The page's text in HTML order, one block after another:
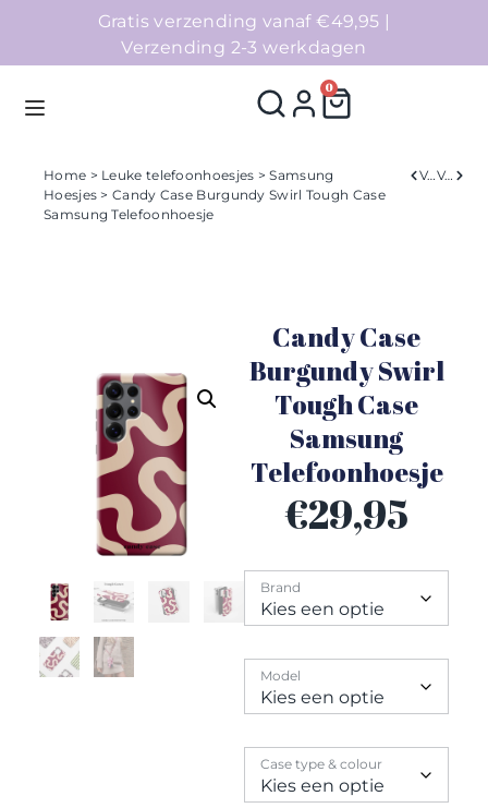
Gratis verzending vanaf €49,95 |
Verzending 2-3 werkdagen
0
Homepage
Collecties
Contact
Home > Leuke telefoonhoesjes >Samsung
Hoesjes > Candy Case Burgundy Swirl Tough Case
Samsung Telefoonhoesje
Verleden Volgend
Candy Case
Burgundy Swirl
Tough Case
Samsung
Telefoonhoesje
€29,95
Brand
Model
Case type & colour